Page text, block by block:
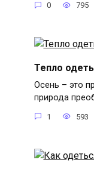
0 795
Тепло
Осень – это
природа
1 593